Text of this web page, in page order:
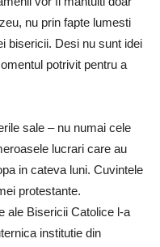
nu prin fapte lumesti
bisericii. Desi nu sunt idei
potrivit pentru a
sale – nu numai cele
lucrari care au
in cateva luni. Cuvintele
protestante.
ale Bisericii Catolice l-a
institutie din